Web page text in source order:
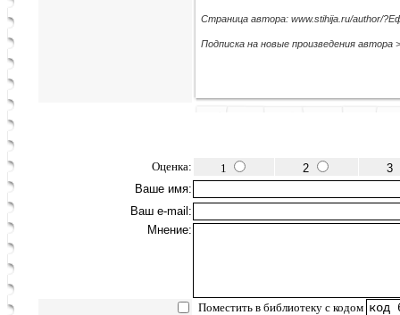
Страница автора: www.stihija.ru/author/
Подписка на новые произведения автора
Оценка: 1 2
3
Ваше имя:
Ваш e-mail:
Мнение:
Поместить в библиотеку с кодом